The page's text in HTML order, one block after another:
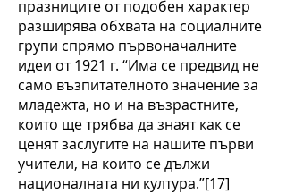
празниците от подобен характер
разширява обхвата на социалните
групи спрямо първоначалните
идеи от 1921 г. “Има се предвид не
само възпитателното значение за
младежта, но и на възрастните,
които ще трябва да знаят как се
ценят заслугите на нашите първи
учители, на които се дължи
националната ни култура.”[17]